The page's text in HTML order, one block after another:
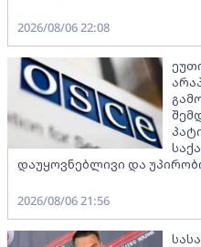
2026/08/06 22:08
დაუყოვნებლივი და
2026/08/06 21:56